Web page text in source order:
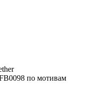
по мотивам